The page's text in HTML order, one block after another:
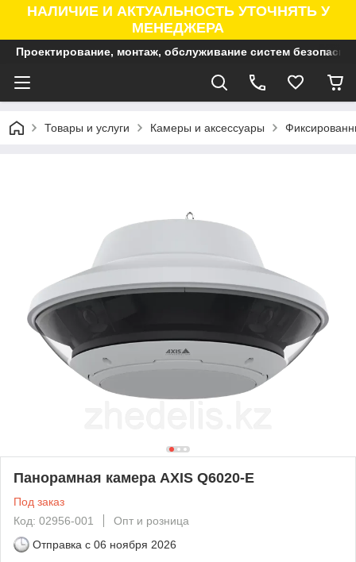
НАЛИЧИЕ И АКТУАЛЬНОСТЬ УТОЧНЯТЬ У
МЕНЕДЖЕРА
Проектирование, монтаж, обслуживание систем
Товары и услуги Камеры и аксессуары
Панорамная камера AXIS Q6020-E
Под заказ
Код: 02956-001
Опт и розница
Отправка с 06 ноября 2026